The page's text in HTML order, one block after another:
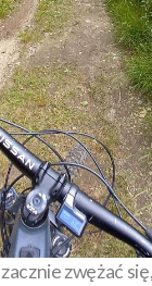
zwężać